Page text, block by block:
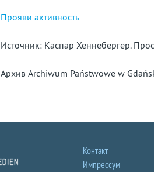
Прояви активность
Источник: Каспар Хеннебергер.
Архив Archiwum Państwowe w
Контакт
Импрессум